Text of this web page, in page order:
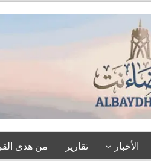
الأخبار تقارير من هدى